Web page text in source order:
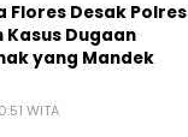
Flores Desak Polres
Dugaan
yang Mandek
WITA